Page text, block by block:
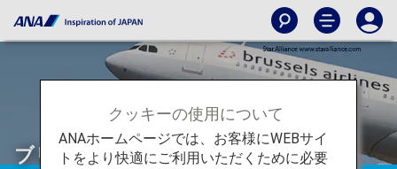
ブリュッセル航空（SN）
クッキーの使用について
ANAホームページでは、お客様にWEBサイ
トをより快適にご利用いただくために必要